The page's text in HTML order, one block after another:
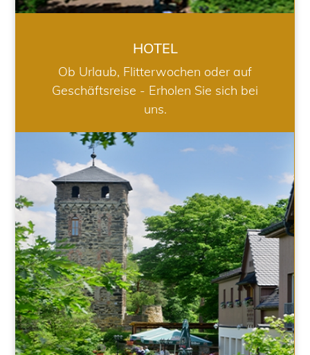
HOTEL
Ob Urlaub, Flitterwochen oder auf
Geschäftsreise - Erholen Sie sich bei
uns.
RESTAURANT